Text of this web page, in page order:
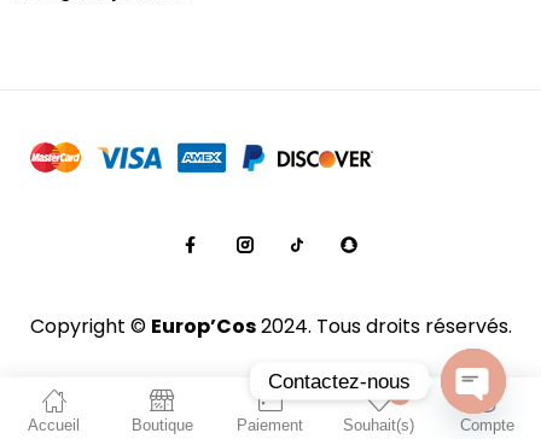
Accueil Boutique Paiement
0
Souhait(s) Compte
Copyright © Europ’Cos2024. Tous droits réservés.
Contactez-nous
Open